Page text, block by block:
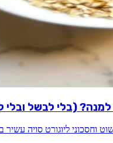
ליוגורט סויה עשיר בחלבון, סמיך